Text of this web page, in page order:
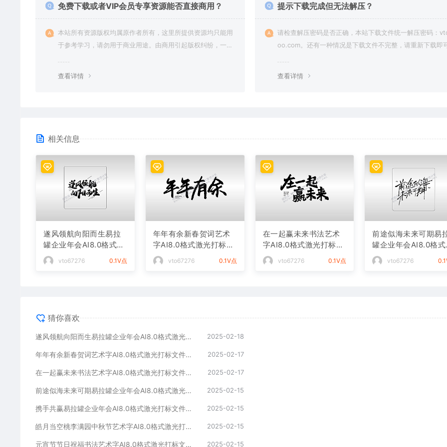
免费下载或者VIP会员专享资源能否直接商用？
本站所有资源版权均属原作者所有，这里所提供资源均只能用
于参考学习，请勿用于商业用途。由商用引起版权纠纷，一切
查看详情
提示下载完成但无法解压？
请检查解压密码是否正确，本站下载文件统一解压密码：
oo.com。还有一种情况是下载文件不完整，请重新下载即可
查看详情
相关信息
遂风领航向阳而生易拉
罐企业年会AI8.0格式激
光打标文件通用矢量图
vto67276 0.1V点
年年有余新春贺词艺术
字AI8.0格式激光打标文
件通用矢量图
vto67276 0.1V点
在一起赢未来书法艺术
字AI8.0格式激光打标文
件通用矢量图
vto67276 0.1V点
前途似海未来可期易
罐企业年会AI8.0格式
光打标文件通用矢量图
vto67276
猜你喜欢
遂风领航向阳而生易拉罐企业年会AI8.0格式激光打标文件通用矢量图 2025-02-18
年年有余新春贺词艺术字AI8.0格式激光打标文件通用矢量图 2025-02-17
在一起赢未来书法艺术字AI8.0格式激光打标文件通用矢量图 2025-02-17
前途似海未来可期易拉罐企业年会AI8.0格式激光打标文件通用矢量图 2025-02-15
携手共赢易拉罐企业年会AI8.0格式激光打标文件通用矢量图 2025-02-15
皓月当空桃李满园中秋节艺术字AI8.0格式激光打标文件通用矢量图 2025-02-15
元宵节节日祝福书法艺术字AI8.0格式激光打标文件通用矢量图 2025-02-15